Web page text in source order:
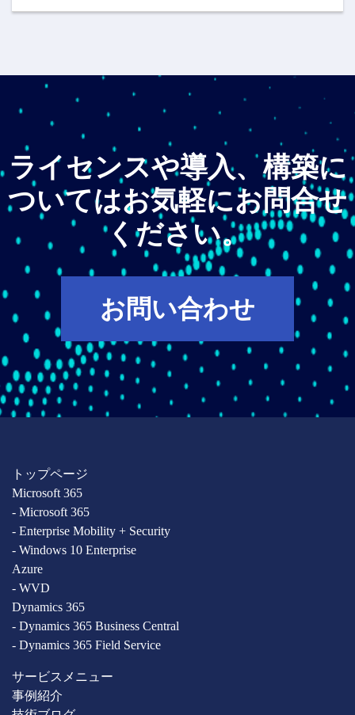
ライセンスや導入、構築に
ついてはお気軽にお問合せ
ください。
お問い合わせ
トップページ
Microsoft 365
- Microsoft 365
- Enterprise Mobility + Security
- Windows 10 Enterprise
Azure
- WVD
Dynamics 365
- Dynamics 365 Business Central
- Dynamics 365 Field Service
サービスメニュー
事例紹介